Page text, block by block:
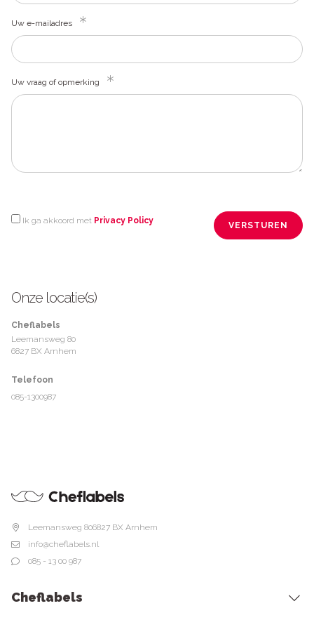
Uw e-mailadres
Uw vraag of opmerking
Ik ga akkoord met Privacy Policy
Onze locatie(s)
Cheflabels
Leemansweg 80
6827 BX Arnhem
Telefoon
085-1300987
Leemansweg 806827 BX Arnhem
info@cheflabels.nl
085 - 13 00 987
Cheflabels